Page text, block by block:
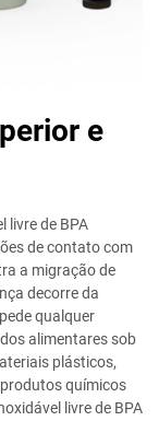
e
livre de BPA
de contato com
a migração de
decorre da
qualquer
alimentares sob
plásticos,
químicos
livre de BPA